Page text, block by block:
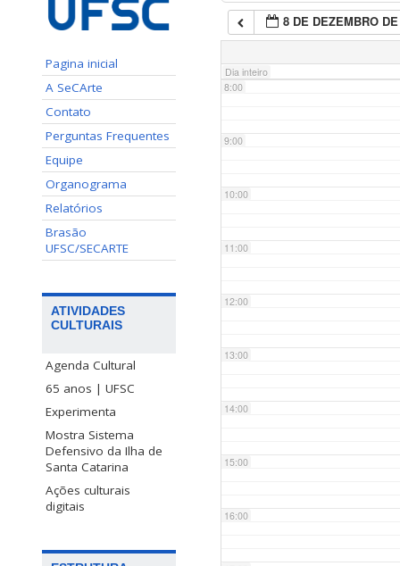
Pagina inicial
A SeCArte
Contato
Perguntas Frequentes
Equipe
Organograma
Relatórios
Brasão
UFSC/SECARTE
ATIVIDADES
CULTURAIS
Agenda Cultural
65 anos | UFSC
Experimenta
Mostra Sistema
Defensivo da Ilha de
Santa Catarina
Ações culturais
digitais
8 DE DEZEMBRO
Dia inteiro
7:00
8:00
9:00
10:00
11:00
12:00
13:00
14:00
15:00
16:00